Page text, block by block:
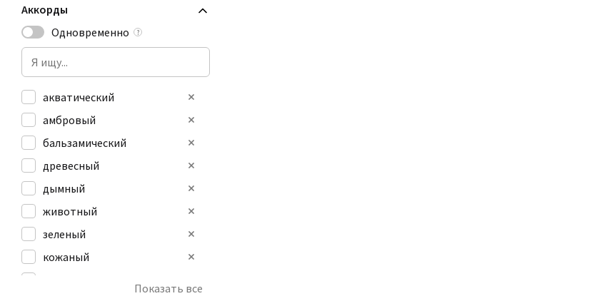
Аккорды
Одновременно
?
акватический
амбровый
бальзамический
древесный
дымный
животный
зеленый
кожаный
Показать все